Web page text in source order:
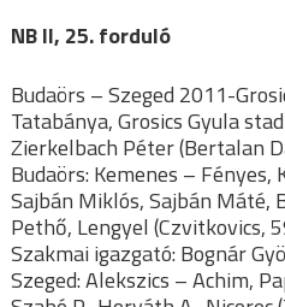
NB II, 25. forduló
Budaörs – Szeged 2011-
Tatabánya, Grosics Gyula
Zierkelbach Péter (Bertalan
Budaörs: Kemenes – Fényes,
Sajbán Miklós, Sajbán Máté,
Pethő, Lengyel (Czvitkovics,
Szakmai igazgató: Bognár
Szeged: Alekszics – Achim,